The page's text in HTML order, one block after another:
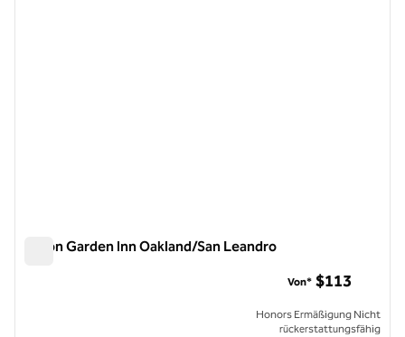
Hilton Garden Inn Oakland/San Leandro
Von* $113
Honors Ermäßigung Nicht
rückerstattungsfähig